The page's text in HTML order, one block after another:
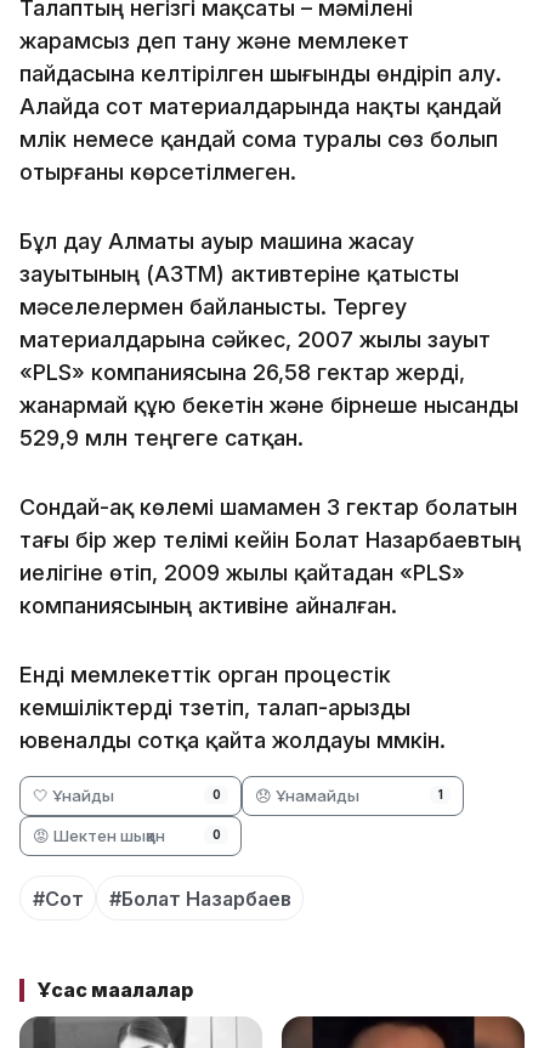
Талаптың негізгі мақсаты – мәмілені
жарамсыз деп тану және мемлекет
пайдасына келтірілген шығынды өндіріп алу.
Алайда сот материалдарында нақты қандай
мүлік немесе қандай сома туралы сөз болып
отырғаны көрсетілмеген.
Бұл дау Алматы ауыр машина жасау
зауытының (АЗТМ) активтеріне қатысты
мәселелермен байланысты. Тергеу
материалдарына сәйкес, 2007 жылы зауыт
«PLS» компаниясына 26,58 гектар жерді,
жанармай құю бекетін және бірнеше нысанды
529,9 млн теңгеге сатқан.
Сондай-ақ көлемі шамамен 3 гектар болатын
тағы бір жер телімі кейін Болат Назарбаевтың
иелігіне өтіп, 2009 жылы қайтадан «PLS»
компаниясының активіне айналған.
Енді мемлекеттік орган процестік
кемшіліктерді түзетіп, талап-арызды
ювеналды сотқа қайта жолдауы мүмкін.
🤍 Ұнайды 0 😞 Ұнамайды 1
😡 Шектен шыққан 0
#Сот #Болат Назарбаев
Ұқсас мақалалар